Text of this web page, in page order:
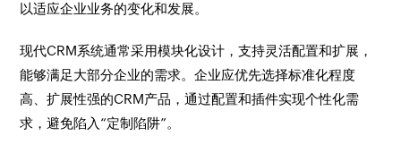
以适应企业业务的变化和发展。
现代CRM系统通常采用模块化设计，支持灵活配置和扩展，
能够满足大部分企业的需求。企业应优先选择标准化程度
高、扩展性强的CRM产品，通过配置和插件实现个性化需
求，避免陷入“定制陷阱”。